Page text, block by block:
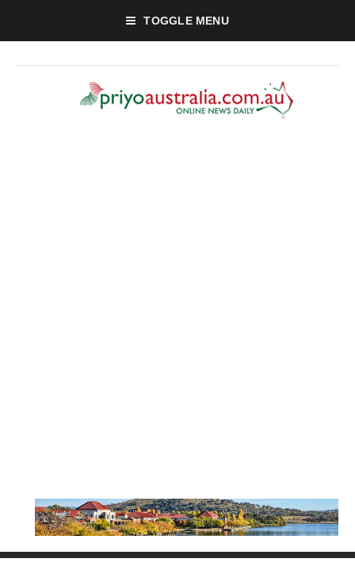
TOGGLE MENU